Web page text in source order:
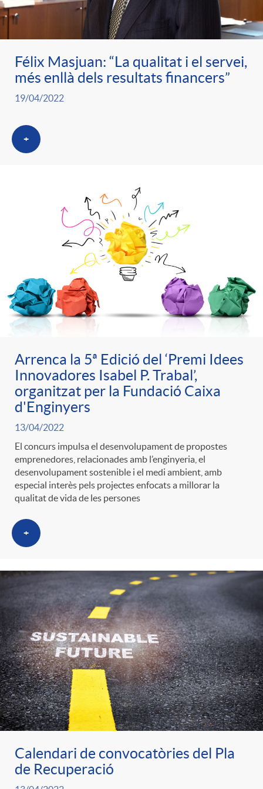
r
a
S
a
e
p
r
e
n
s
a
ó
p
e
r
e
g
o
r
i
e
s
t
e
n
i
n
c
l
a
F
i
l
t
r
o
C
a
t
e
l
c
a
d
e
c
o
n
t
i
n
g
u
t
s
Félix Masjuan: “La qualitat i el servei,
més enllà dels resultats financers”
19/04/2022
+
Arrenca la 5ª Edició del ‘Premi Idees
Innovadores Isabel P. Trabal’,
organitzat per la Fundació Caixa
d'Enginyers
13/04/2022
El concurs impulsa el desenvolupament de propostes
emprenedores, relacionades amb l’enginyeria, el
desenvolupament sostenible i el medi ambient, amb
especial interès pels projectes enfocats a millorar la
qualitat de vida de les persones
+
Calendari de convocatòries del Pla
de Recuperació